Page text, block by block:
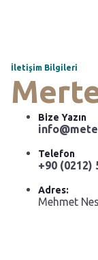
İletişim Bilgileri
Bize Yazın
Telefon
+90 (0212)
Adres:
Mehmet